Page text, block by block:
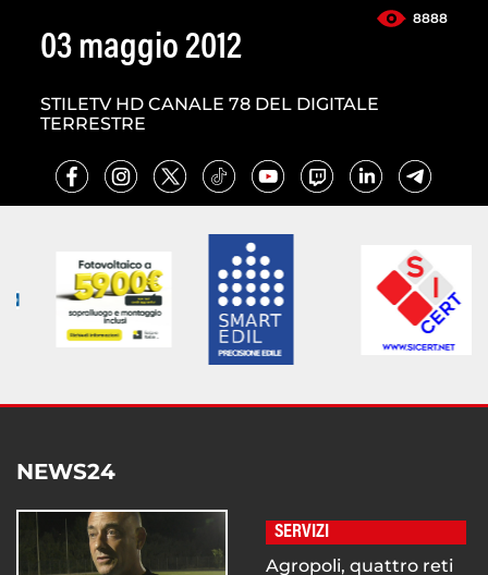
8888
03 maggio 2012
STILETV HD CANALE 78 DEL DIGITALE
TERRESTRE
NEWS24
SERVIZI
Agropoli, quattro reti